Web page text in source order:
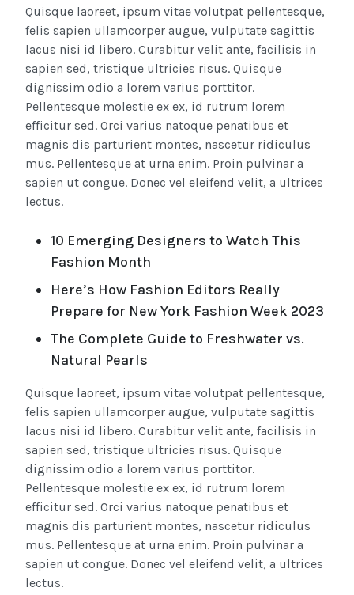
Quisque laoreet, ipsum vitae volutpat pellentesque,
felis sapien ullamcorper augue, vulputate sagittis
lacus nisi id libero. Curabitur velit ante, facilisis in
sapien sed, tristique ultricies risus. Quisque
dignissim odio a lorem varius porttitor.
Pellentesque molestie ex ex, id rutrum lorem
efficitur sed. Orci varius natoque penatibus et
magnis dis parturient montes, nascetur ridiculus
mus. Pellentesque at urna enim. Proin pulvinar a
sapien ut congue. Donec vel eleifend velit, a ultrices
lectus.
10 Emerging Designers to Watch This
Fashion Month
Here’s How Fashion Editors Really
Prepare for New York Fashion Week 2023
The Complete Guide to Freshwater vs.
Natural Pearls
Quisque laoreet, ipsum vitae volutpat pellentesque,
felis sapien ullamcorper augue, vulputate sagittis
lacus nisi id libero. Curabitur velit ante, facilisis in
sapien sed, tristique ultricies risus. Quisque
dignissim odio a lorem varius porttitor.
Pellentesque molestie ex ex, id rutrum lorem
efficitur sed. Orci varius natoque penatibus et
magnis dis parturient montes, nascetur ridiculus
mus. Pellentesque at urna enim. Proin pulvinar a
sapien ut congue. Donec vel eleifend velit, a ultrices
lectus.